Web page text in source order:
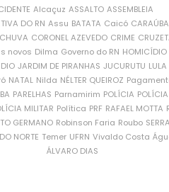
Alcaçuz ASSALTO ASSEMBLEIA
DO RN Assu BATATA Caicó
CORONEL AZEVEDO CRIME
novos Dilma Governo do RN HOMICÍDIO
JARDIM DE PIRANHAS JUCURUTU LULA
NATAL Nilda NÉLTER QUEIROZ
PARELHAS Parnamirim POLÍCIA POLÍCIA
MILITAR Política PRF RAFAEL MOTTA
GERMANO Robinson Faria Roubo SERRA
NORTE Temer UFRN Vivaldo Costa
ÁLVARO DIAS